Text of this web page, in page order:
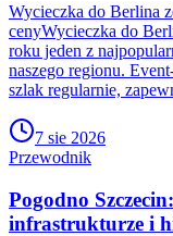
Wycieczka do Berlina
cenyWycieczka do
roku jeden z
naszego regionu.
szlak regularnie,
7 sie 2026
Przewodnik
Pogodno
infrastrukturze i